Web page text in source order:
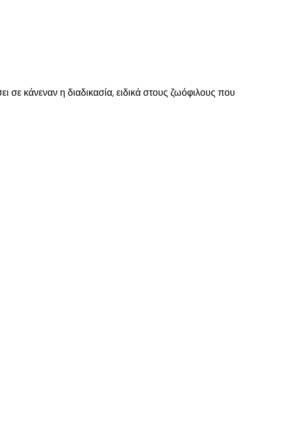
σε κάνεναν η διαδικασία, ειδικά στους ζωόφιλους που